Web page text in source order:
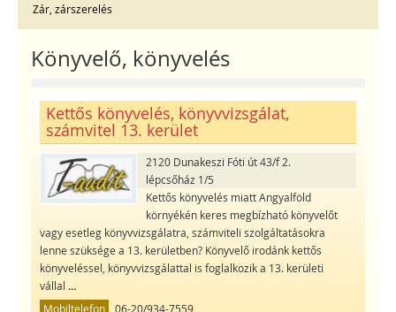
Zár, zárszerelés
Könyvelő, könyvelés
Kettős könyvelés, könyvvizsgálat,
számvitel 13. kerület
2120 Dunakeszi Fóti út 43/f 2.
lépcsőház 1/5
Kettős könyvelés miatt Angyalföld
környékén keres megbízható könyvelőt
vagy esetleg könyvvizsgálatra, számviteli szolgáltatásokra
lenne szüksége a 13. kerületben? Könyvelő irodánk kettős
könyveléssel, könyvvizsgálattal is foglalkozik a 13. kerületi
vállal ...
Mobiltelefon 06-20/934-7559